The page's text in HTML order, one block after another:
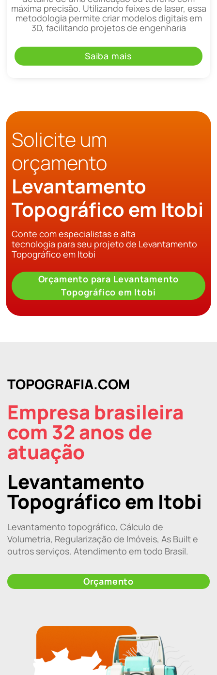
máxima precisão. Utilizando feixes de laser, essa
metodologia permite criar modelos digitais em
3D, facilitando projetos de engenharia
Saiba mais
Solicite um
orçamento
Levantamento
Topográfico em Itobi
Conte com especialistas e alta
tecnologia para seu projeto de Levantamento
Topográfico em Itobi
Orçamento para Levantamento
Topográfico em Itobi
TOPOGRAFIA.COM
Empresa brasileira
com 32 anos de
atuação
Levantamento
Topográfico em Itobi
Levantamento topográfico, Cálculo de
Volumetria, Regularização de Imóveis, As Built e
outros serviços. Atendimento em todo Brasil.
Orçamento